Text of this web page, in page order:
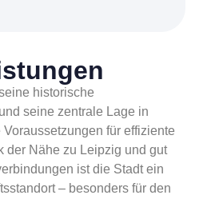
historische
seine zentrale Lage in
für effiziente
der Nähe zu Leipzig und gut
ist die Stadt ein
– besonders für den